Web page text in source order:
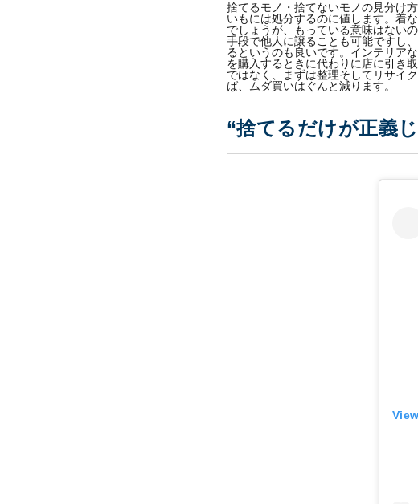
捨てるモノ・捨てないモノの見分け
いもには処分するのに値します。着
でしょうが、もっている意味はない
手段で他人に譲ることも可能ですし
るというのも良いです。インテリア
を購入するときに代わりに店に引き
ではなく、まずは整理そしてリサイ
ば、ムダ買いはぐんと減ります。
“捨てるだけが正義